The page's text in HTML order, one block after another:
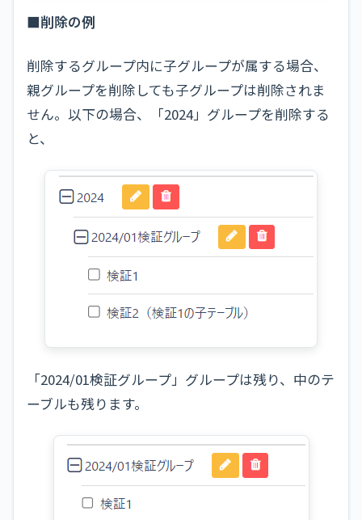
■削除の例
削除するグループ内に子グループが属する場合、
親グループを削除しても子グループは削除されま
せん。以下の場合、「2024」グループを削除する
と、
「2024/01検証グループ」グループは残り、中のテ
ーブルも残ります。